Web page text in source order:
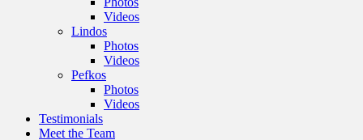
Videos
Lindos
Photos
Videos
Pefkos
Photos
Videos
Testimonials
Meet the Team